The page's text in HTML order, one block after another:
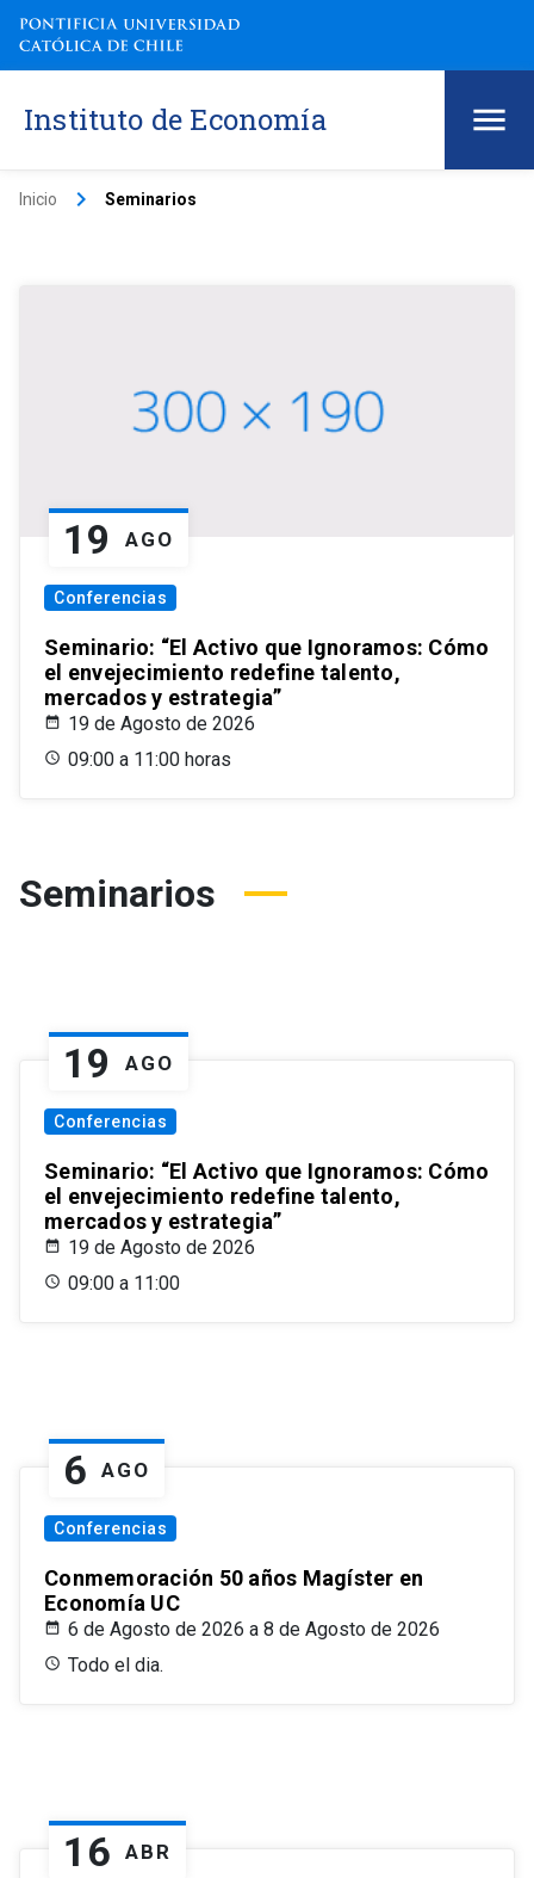
Instituto de Economía
Inicio keyboard_arrow_right Seminarios
19 AGO
Conferencias
Seminario: “El Activo que Ignoramos: Cómo
el envejecimiento redefine talento,
mercados y estrategia”
19 de Agosto de 2026
09:00 a 11:00 horas
Seminarios
19 AGO
Conferencias
Seminario: “El Activo que Ignoramos: Cómo
el envejecimiento redefine talento,
mercados y estrategia”
19 de Agosto de 2026
09:00 a 11:00
6 AGO
Conferencias
Conmemoración 50 años Magíster en
Economía UC
6 de Agosto de 2026 a 8 de Agosto de 2026
Todo el dia.
16 ABR